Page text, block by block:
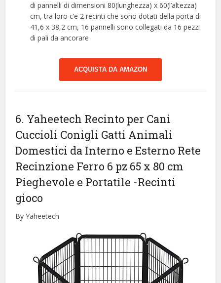
di pannelli di dimensioni 80(lunghezza) x 60(l’altezza)
cm, tra loro c’e 2 recinti che sono dotati della porta di
41,6 x 38,2 cm, 16 pannelli sono collegati da 16 pezzi
di pali da ancorare
ACQUISTA DA AMAZON
6. Yaheetech Recinto per Cani
Cuccioli Conigli Gatti Animali
Domestici da Interno e Esterno Rete
Recinzione Ferro 6 pz 65 x 80 cm
Pieghevole e Portatile -Recinti
gioco
By Yaheetech